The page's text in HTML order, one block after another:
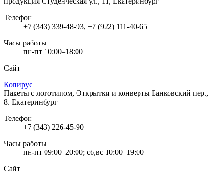
Телефон
+7 (343) 339-48-93, +7 (922) 111-40-65
Часы работы
пн-пт 10:00–18:00
Сайт
Копирус
Пакеты с логотипом, Открытки и конверты Банковский пер.,
8, Екатеринбург
Телефон
+7 (343) 226-45-90
Часы работы
пн-пт 09:00–20:00; сб,вс 10:00–19:00
Сайт